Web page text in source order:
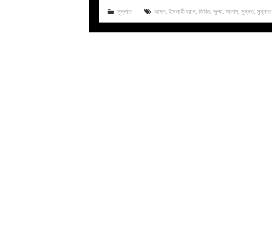
সুন্নাত আমল,ইসলাহী বয়ান,জিকির,জুম্মা,সালাম,সুন্নত,সুন্নাত